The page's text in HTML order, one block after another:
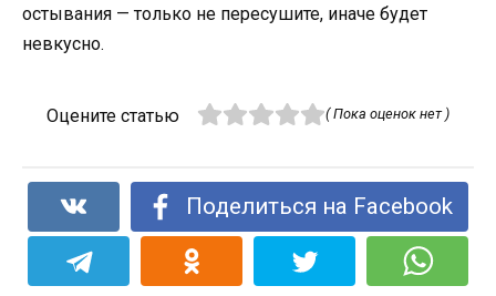
остывания — только не пересушите, иначе будет
невкусно.
Оцените статью ( Пока оценок нет )
Поделиться на Facebook